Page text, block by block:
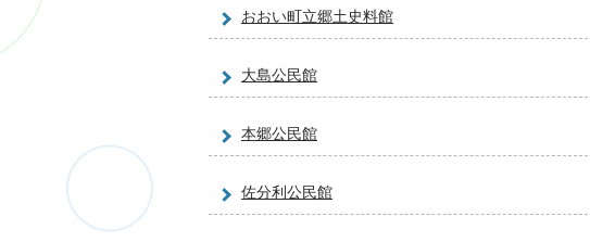
おおい町立郷土史料館
大島公民館
本郷公民館
佐分利公民館